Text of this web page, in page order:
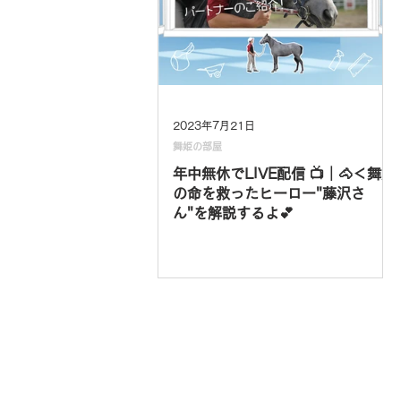
年中無休でLIVE配信 📺｜🐴＜舞姫
の命を救ったヒーロー"藤沢さ
ん"を解説するよ💕
舞姫の部屋
2023年7月21日